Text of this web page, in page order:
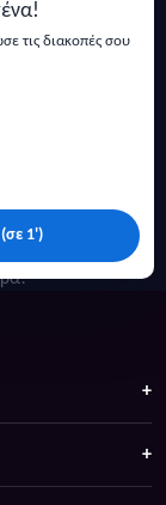
τις διακοπές σου
1')